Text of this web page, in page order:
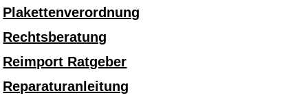
Plakettenverordnung
Rechtsberatung
Reimport Ratgeber
Reparaturanleitung